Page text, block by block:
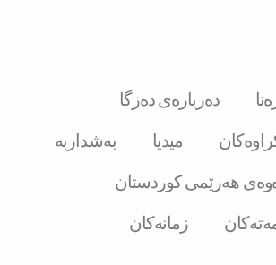
دەربارەی دەزگا
میدیا
بەشداربە
هەرێمی کوردستان
زمانەکان